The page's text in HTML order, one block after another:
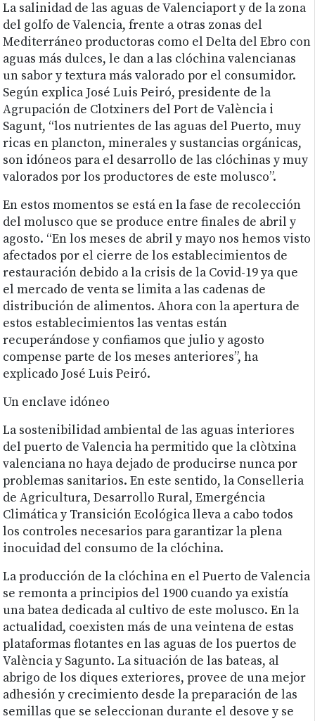
La salinidad de las aguas de Valenciaport y de la zona
del golfo de Valencia, frente a otras zonas del
Mediterráneo productoras como el Delta del Ebro con
aguas más dulces, le dan a las clóchina valencianas
un sabor y textura más valorado por el consumidor.
Según explica José Luis Peiró, presidente de la
Agrupación de Clotxiners del Port de València i
Sagunt, “los nutrientes de las aguas del Puerto, muy
ricas en plancton, minerales y sustancias orgánicas,
son idóneos para el desarrollo de las clóchinas y muy
valorados por los productores de este molusco”.
En estos momentos se está en la fase de recolección
del molusco que se produce entre finales de abril y
agosto. “En los meses de abril y mayo nos hemos visto
afectados por el cierre de los establecimientos de
restauración debido a la crisis de la Covid-19 ya que
el mercado de venta se limita a las cadenas de
distribución de alimentos. Ahora con la apertura de
estos establecimientos las ventas están
recuperándose y confiamos que julio y agosto
compense parte de los meses anteriores”, ha
explicado José Luis Peiró.
Un enclave idóneo
La sostenibilidad ambiental de las aguas interiores
del puerto de Valencia ha permitido que la clòtxina
valenciana no haya dejado de producirse nunca por
problemas sanitarios. En este sentido, la Conselleria
de Agricultura, Desarrollo Rural, Emergéncia
Climática y Transición Ecológica lleva a cabo todos
los controles necesarios para garantizar la plena
inocuidad del consumo de la clóchina.
La producción de la clóchina en el Puerto de Valencia
se remonta a principios del 1900 cuando ya existía
una batea dedicada al cultivo de este molusco. En la
actualidad, coexisten más de una veintena de estas
plataformas flotantes en las aguas de los puertos de
València y Sagunto. La situación de las bateas, al
abrigo de los diques exteriores, provee de una mejor
adhesión y crecimiento desde la preparación de las
semillas que se seleccionan durante el desove y se